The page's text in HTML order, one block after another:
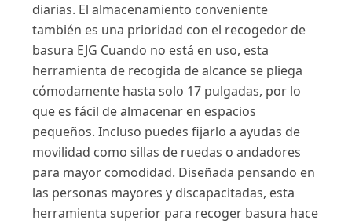
diarias. El almacenamiento conveniente
también es una prioridad con el recogedor de
basura EJG Cuando no está en uso, esta
herramienta de recogida de alcance se pliega
cómodamente hasta solo 17 pulgadas, por lo
que es fácil de almacenar en espacios
pequeños. Incluso puedes fijarlo a ayudas de
movilidad como sillas de ruedas o andadores
para mayor comodidad. Diseñada pensando en
las personas mayores y discapacitadas, esta
herramienta superior para recoger basura hace